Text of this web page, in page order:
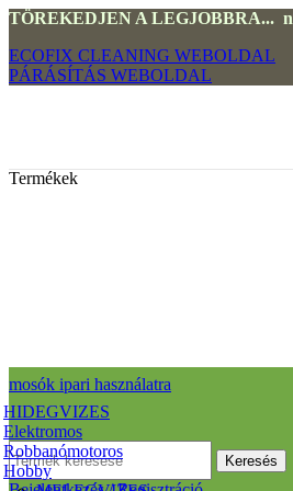
TÖREKEDJEN A LEGJOBBRA...
ECOFIX CLEANING WEBOLDAL
PÁRÁSÍTÁS WEBOLDAL
Keresés
Termékek
mosók ipari használatra
HIDEGVIZES
Elektromos
Robbanómotoros
Hobby